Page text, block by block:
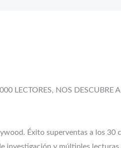
LECTORES, NOS DESCUBRE
Éxito superventas a los 30